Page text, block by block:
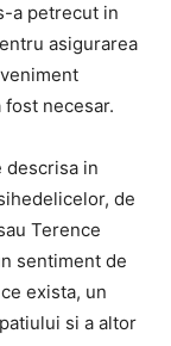
a petrecut in
asigurarea
necesar.
descrisa in
de
Terence
sentiment de
exista, un
si a altor